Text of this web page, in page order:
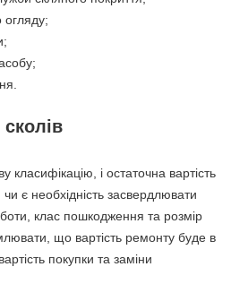
огляду;
і остаточна вартість
є необхідність засвердлювати
клас пошкодження та розмір
що вартість ремонту буде в
покупки та заміни